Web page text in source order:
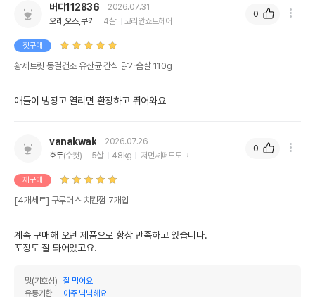
버디112836
2026.07.31
오레,오즈,쿠키
4살 코리안쇼트헤어
첫구매
황제트릿 동결건조 유산균 간식 닭가슴살 110g
애들이 냉장고 열리면 환장하고 뛰어와요
0
vanakwak
2026.07.26
호두(수컷) 5살 48kg 저먼셰퍼드도그
재구매
[4개세트] 구루머스 치킨껌 7개입
계속 구매해 오던 제품으로 항상 만족하고 있습니다.
포장도 잘 돠어있고요.
맛(기호성)
잘 먹어요
유통기한
아주 넉넉해요
0